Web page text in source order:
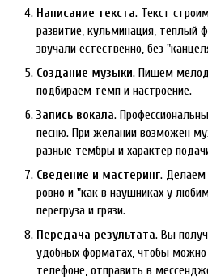
Написание текста. Текст
развитие, кульминация, теплый
звучали естественно, без
Создание музыки. Пишем
подбираем темп и настроение.
Запись вокала.
песню. При желании возможен
разные тембры и характер
Сведение и мастеринг. Делаем
ровно и "как в наушниках у
перегруза и грязи.
Передача результата. Вы
удобных форматах, чтобы
телефоне, отправить в